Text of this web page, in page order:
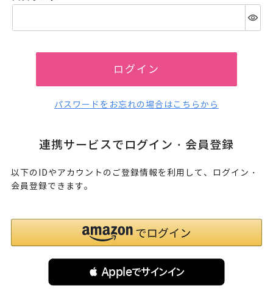
ログイン
パスワードをお忘れの場合はこちらから
連携サービスでログイン・会員登録
以下のIDやアカウントのご登録情報を利用して、ログイン・
会員登録できます。
 Appleでサインイン